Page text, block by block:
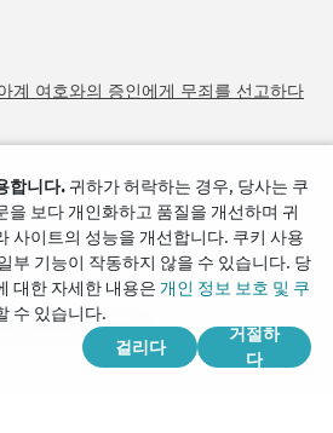
계 여호와의 증인에게 무죄를 선고하다
Society of Korea.
합니다. 귀하가 허락하는 경우, 당사는 쿠
을 보다 개인화하고 품질을 개선하며 귀
사이트의 성능을 개선합니다. 쿠키 사용
부 기능이 작동하지 않을 수 있습니다. 당
대한 자세한 내용은 개인 정보 보호 및 쿠
수 있습니다.
걸리다
거절하
다